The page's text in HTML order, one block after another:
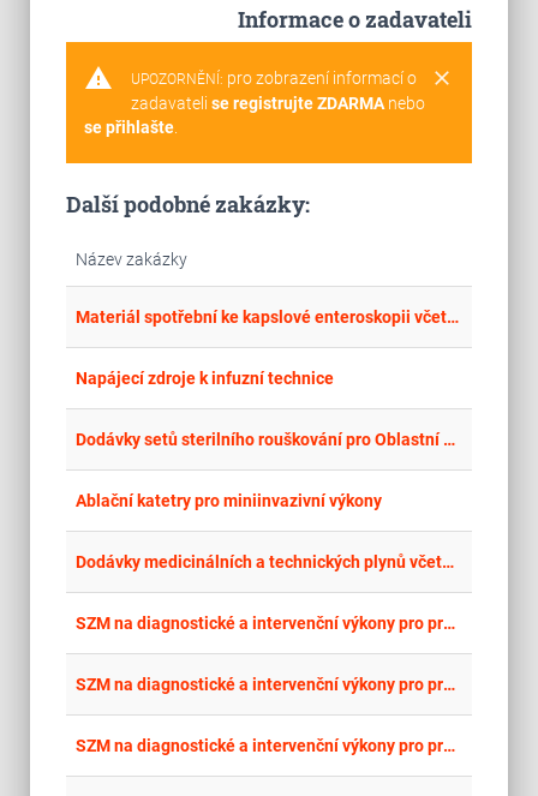
Informace o zadavateli
warning clear
UPOZORNĚNÍ: pro zobrazení informací o
zadavateli se registrujte ZDARMAnebo
se přihlašte.
Další podobné zakázky:
Název zakázky
Materiál spotřební ke kapslové enteroskopii včetně výpůjčky přístroje
Napájecí zdroje k infuzní technice
Dodávky setů sterilního rouškování pro Oblastní nemocnici Mladá Boleslav, a.s., nemocnici Středočeského kraje
Ablační katetry pro miniinvazivní výkony
Dodávky medicinálních a technických plynů včetně pronájmu tlakových nádob
SZM na diagnostické a intervenční výkony pro pracoviště interveční radiologie - část 2: Balónkový katétr 2
SZM na diagnostické a intervenční výkony pro pracoviště interveční radiologie - část 5: Balónkový katétr 5
SZM na diagnostické a intervenční výkony pro pracoviště interveční radiologie - část 4: Balónkový katétr 4